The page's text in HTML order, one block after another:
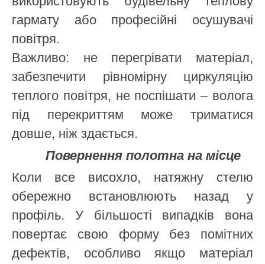
гармату або професійні осушувачі
повітря.
Важливо: не перегрівати матеріал,
забезпечити рівномірну циркуляцію
теплого повітря, не поспішати – волога
під перекриттям може триматися
довше, ніж здається.
Повернення полотна на місце
Коли все висохло, натяжну стелю
обережно встановлюють назад у
профіль. У більшості випадків вона
повертає свою форму без помітних
дефектів, особливо якщо матеріал